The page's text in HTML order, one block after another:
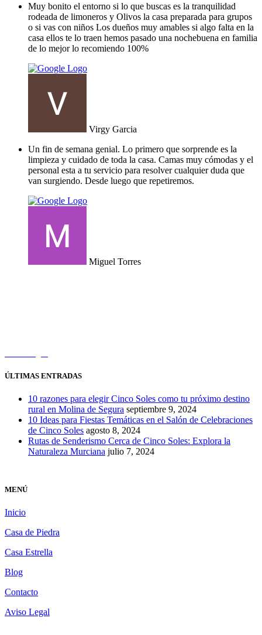
Muy bonito el entorno si lo que buscas es la tranquilidad
rodeada de limoneros y Olivos la casa preparada para grupos
o si vas con niños Los dueños muy amables si algo falta en la
casa ellos te lo traen hemos pasado una nochebuena en familia
de lo mejor lo recomiendo 100%
Virgy Garcia
Un fin de semana genial. Lo primero que sorprende es la
limpieza y cuidado de toda la casa. Camas muy cómodas y el
personal esta a tu servicio para resolver cualquier duda que
van surgiendo. Desde luego que repetiremos.
Miguel Torres
ÚLTIMAS ENTRADAS
10 razones para elegir Cinco Soles como tu próximo destino
rural en Molina de Segura septiembre 9, 2024
10 Ideas para Fiestas Temáticas en el Salón de Celebraciones
de Cinco Soles agosto 8, 2024
Rutas de Senderismo Cerca de Cinco Soles: Explora la
Naturaleza Murciana julio 7, 2024
MENÚ
Inicio
Casa de Piedra
Casa Estrella
Blog
Contacto
Aviso Legal